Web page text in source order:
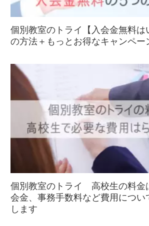
個別教室のトライ【入会金無料は
の方法＋もっとお得なキャンペー
個別教室のトライ 高校生の料金
会金、事務手数料など費用につい
します